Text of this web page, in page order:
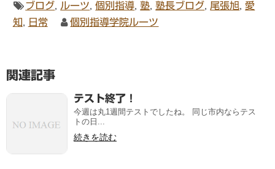
ブログ ルーツ ,個別指導 ,塾 ,塾長ブログ 尾張旭
愛
知
日常 個別指導学院ルーツ
関連記事
テスト終了！
今週は丸1週間テストでしたね。 同じ市内ならテス
トの日...
続きを読む